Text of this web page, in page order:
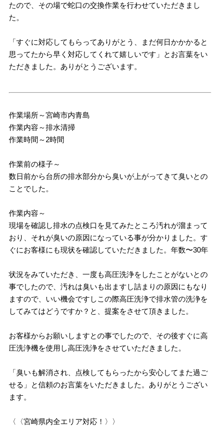
たので、その場で蛇口の交換作業を行わせていただきまし
た。
「すぐに対応してもらってありがとう、まだ何日かかかると
思ってたから早く対応してくれて嬉しいです」とお言葉をい
ただきました。ありがとうございます。
作業場所～宮崎市内青島
作業内容～排水清掃
作業時間～2時間
作業前の様子～
数日前から台所の排水部分から臭いが上がってきて臭いとの
ことでした。
作業内容～
現場を確認し排水の点検口を見てみたところ汚れが溜まって
おり、それが臭いの原因になっている事が分かりました。す
ぐにお客様にも現状を確認していただきました。年数〜30年
状況をみていただき、一度も高圧洗浄をしたことがないとの
事でしたので、汚れは臭いも出ますし詰まりの原因にもなり
ますので、いい機会ですしこの際高圧洗浄で排水管の洗浄を
してみてはどうですか？と、提案をさせて頂きました。
お客様からお願いしますとの事でしたので、その後すぐに高
圧洗浄機を使用し高圧洗浄をさせていただきました。
「臭いも解消され、点検してもらったから安心してまた過ご
せる」と信頼のお言葉をいただきました。ありがとうござい
ます。
〈〈宮崎県内全エリア対応！〉〉